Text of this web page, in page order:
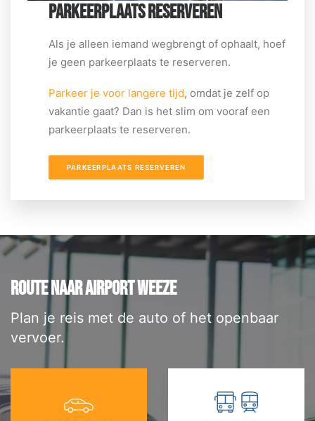
PARKEERPLAATS RESERVEREN
Als je alleen iemand wegbrengt of ophaalt, hoef
je geen parkeerplaats te reserveren.
Parkeer je voor langere tijd, omdat je zelf op
vakantie gaat? Dan is het slim om vooraf een
parkeerplaats te reserveren.
PARKEERPLAATS RESERVEREN
ROUTE NAAR AIRPORT WEEZE
Plan je reis met de auto of het openbaar
vervoer.